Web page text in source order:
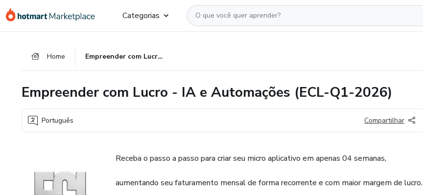
para
para
para
Categorias
Home Empreender com Lucro - IA e Automações (ECL-Q1-2026)
Empreender com Lucro - IA e Automações (ECL-Q1-2026)
Português Compartilhar
Receba o passo a passo para criar seu micro aplicativo em apenas 04 semanas,
aumentando seu faturamento mensal de forma recorrente e com maior margem de lucro.